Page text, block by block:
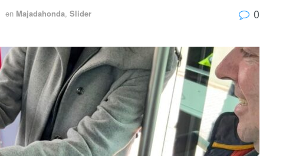
en Majadahonda, Slider 0